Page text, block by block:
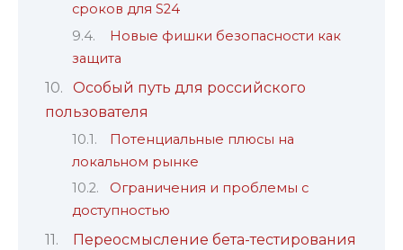
сроков для S24
Новые фишки безопасности как
защита
Особый путь для российского
пользователя
Потенциальные плюсы на
локальном рынке
Ограничения и проблемы с
доступностью
Переосмысление бета-тестирования